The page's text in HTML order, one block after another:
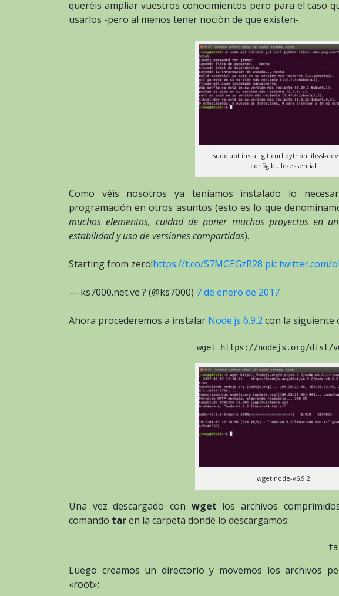
queréis ampliar vuestros conocimientos pero para el caso
usarlos -pero al menos tener noción de que existen-.
sudo apt install git curl python libssl-
config build-essential
Como véis nosotros ya teníamos instalado lo
programación en otros asuntos (esto es lo que
muchos elementos, cuidad de poner muchos proyectos en
estabilidad y uso de versiones compartidas).
Starting from zero!https://t.co/S7MGEGzR28 pic.twitter.com/
— ks7000.net.ve ? (@ks7000) 7 de enero de 2017
Ahora procederemos a instalar Node.js 6.9.2 con la siguiente
wget https://nodejs.org/dist/
wget node-v6.9.2
Una vez descargado con wget los archivos
comando taren la carpeta donde lo descargamos:
Luego creamos un directorio y movemos los archivos
«root»: